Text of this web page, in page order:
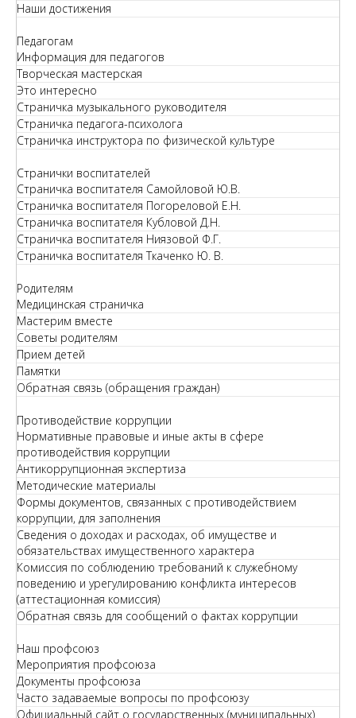
Наши достижения
Педагогам
Информация для педагогов
Творческая мастерская
Это интересно
Страничка музыкального руководителя
Страничка педагога-психолога
Страничка инструктора по физической культуре
Странички воспитателей
Страничка воспитателя Самойловой Ю.В.
Страничка воспитателя Погореловой Е.Н.
Страничка воспитателя Кубловой Д.Н.
Страничка воспитателя Ниязовой Ф.Г.
Страничка воспитателя Ткаченко Ю. В.
Родителям
Медицинская страничка
Мастерим вместе
Советы родителям
Прием детей
Памятки
Обратная связь (обращения граждан)
Противодействие коррупции
Нормативные правовые и иные акты в сфере
противодействия коррупции
Антикоррупционная экспертиза
Методические материалы
Формы документов, связанных с противодействием
коррупции, для заполнения
Сведения о доходах и расходах, об имуществе и
обязательствах имущественного характера
Комиссия по соблюдению требований к служебному
поведению и урегулированию конфликта интересов
(аттестационная комиссия)
Обратная связь для сообщений о фактах коррупции
Наш профсоюз
Мероприятия профсоюза
Документы профсоюза
Часто задаваемые вопросы по профсоюзу
Официальный сайт о государственных (муниципальных)